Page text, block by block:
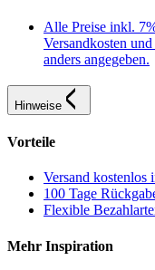
Alle Preise inkl.
Versandkosten
anders angegeben.
Hinweise
Vorteile
Versand kostenlos
100 Tage
Flexible
Mehr Inspiration